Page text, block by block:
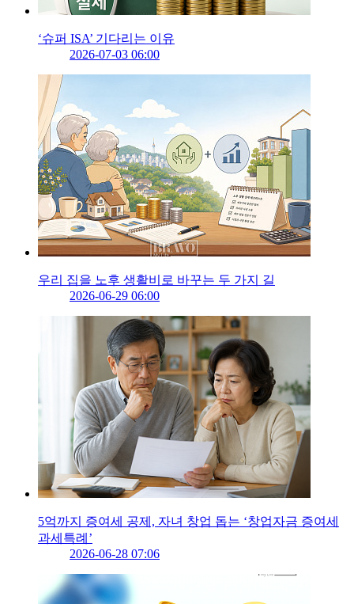
‘슈퍼 ISA’ 기다리는 이유
2026-07-03 06:00
우리 집을 노후 생활비로 바꾸는 두 가지 길
2026-06-29 06:00
5억까지 증여세 공제, 자녀 창업 돕는 ‘창업자금 증여세
과세특례’
2026-06-28 07:06